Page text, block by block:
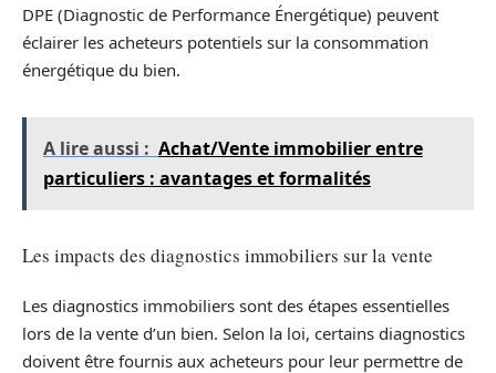
DPE (Diagnostic de Performance Énergétique) peuvent
éclairer les acheteurs potentiels sur la consommation
énergétique du bien.
A lire aussi : Achat/Vente immobilier entre
particuliers : avantages et formalités
Les impacts des diagnostics immobiliers sur la vente
Les diagnostics immobiliers sont des étapes essentielles
lors de la vente d’un bien. Selon la loi, certains diagnostics
doivent être fournis aux acheteurs pour leur permettre de